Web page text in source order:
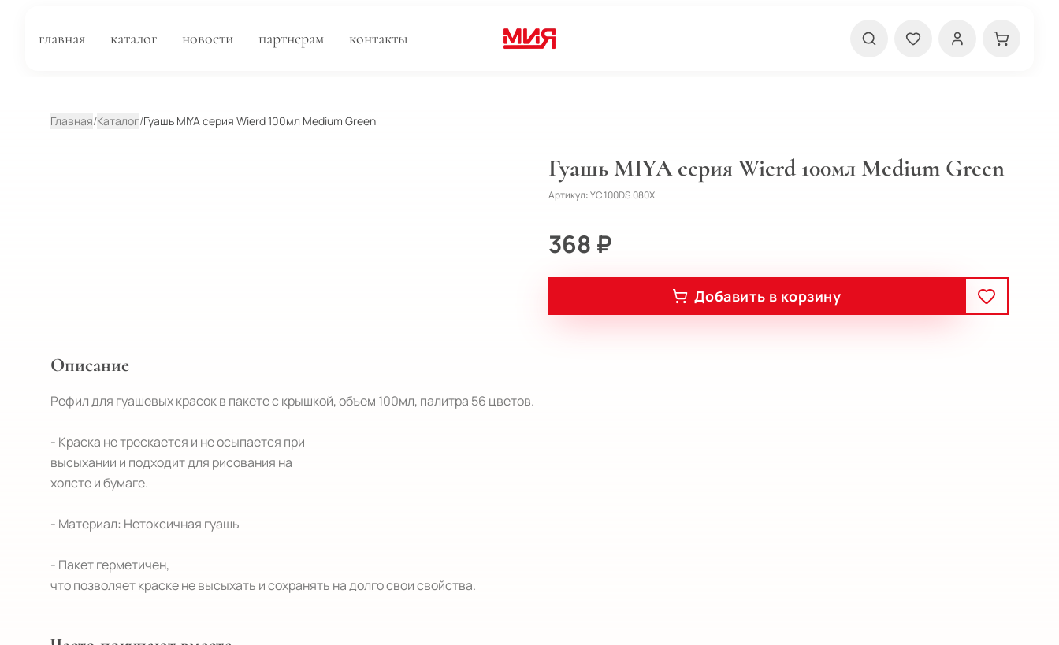
главная каталог новости партнерам контакты
Главная/Каталог/Гуашь MIYA серия Wierd 100мл Medium Green
Гуашь MIYA серия Wierd 100мл Medium Green
Артикул:YC.100DS.080X
368 ₽
Добавить в корзину
Описание
Рефил для гуашевых красок в пакете с крышкой, объем 100мл, палитра 56 цветов.
- Краска не трескается и не осыпается при
высыхании и подходит для рисования на
холсте и бумаге.
- Материал: Нетоксичная гуашь
- Пакет герметичен,
что позволяет краске не высыхать и сохранять на долго свои свойства.